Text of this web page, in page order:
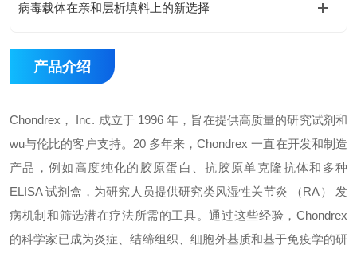
病毒载体在亲和层析填料上的新选择
产品介绍
Chondrex， Inc. 成立于 1996 年，旨在提供高质量的研究试剂和
wu与伦比的客户支持。20 多年来，Chondrex 一直在开发和制造
产品，例如高度纯化的胶原蛋白、抗胶原单克隆抗体和多种
ELISA 试剂盒，为研究人员提供研究类风湿性关节炎 （RA） 发
病机制和筛选潜在疗法所需的工具。通过这些经验，Chondrex
的科学家已成为炎症、结缔组织、细胞外基质和基于免疫学的研